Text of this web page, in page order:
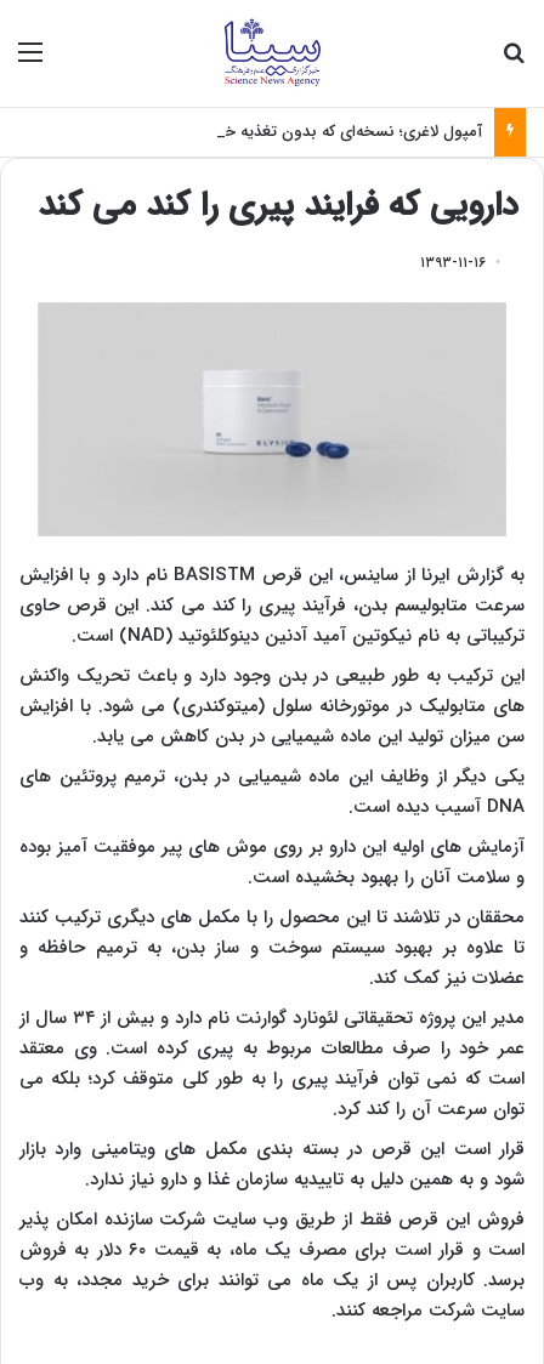
آمپول لاغری؛ نسخه‌ای که بدون تغذیه خطرناک می‌شود
دارویی که فرایند پیری را کند می کند
۱۳۹۳-۱۱-۱۶
به گزارش ایرنا از ساینس، این قرص BASISTM نام دارد و با افزایش
سرعت متابولیسم بدن، فرآیند پیری را کند می کند. این قرص حاوی
ترکیباتی به نام نیکوتین آمید آدنین دینوکلئوتید (NAD) است.
این ترکیب به طور طبیعی در بدن وجود دارد و باعث تحریک واکنش
های متابولیک در موتورخانه سلول (میتوکندری) می شود. با افزایش
سن میزان تولید این ماده شیمیایی در بدن کاهش می یابد.
یکی دیگر از وظایف این ماده شیمیایی در بدن، ترمیم پروتئین های
DNA آسیب دیده است.
آزمایش های اولیه این دارو بر روی موش های پیر موفقیت آمیز بوده
و سلامت آنان را بهبود بخشیده است.
محققان در تلاشند تا این محصول را با مکمل های دیگری ترکیب کنند
تا علاوه بر بهبود سیستم سوخت و ساز بدن، به ترمیم حافظه و
عضلات نیز کمک کند.
مدیر این پروژه تحقیقاتی لئونارد گوارنت نام دارد و بیش از ۳۴ سال از
عمر خود را صرف مطالعات مربوط به پیری کرده است. وی معتقد
است که نمی توان فرآیند پیری را به طور کلی متوقف کرد؛ بلکه می
توان سرعت آن را کند کرد.
قرار است این قرص در بسته بندی مکمل های ویتامینی وارد بازار
شود و به همین دلیل به تاییدیه سازمان غذا و دارو نیاز ندارد.
فروش این قرص فقط از طریق وب سایت شرکت سازنده امکان پذیر
است و قرار است برای مصرف یک ماه، به قیمت ۶۰ دلار به فروش
برسد. کاربران پس از یک ماه می توانند برای خرید مجدد، به وب
سایت شرکت مراجعه کنند.